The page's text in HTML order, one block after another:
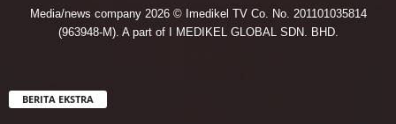
Media/news company 2026 © Imedikel TV Co. No. 201101035814
(963948-M). A part of I MEDIKEL GLOBAL SDN. BHD.
BERITA EKSTRA